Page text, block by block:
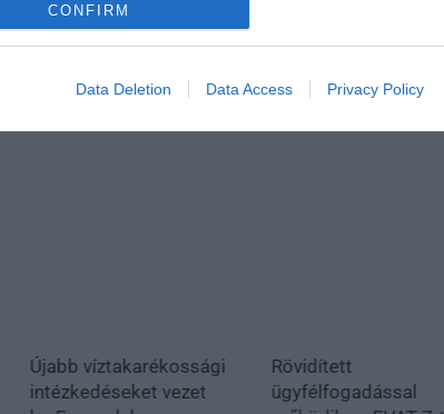
CONFIRM
Data Deletion Data Access Privacy Policy
Újabb víztakarékossági
intézkedéseket vezet
Rövidített
ügyfélfogadással